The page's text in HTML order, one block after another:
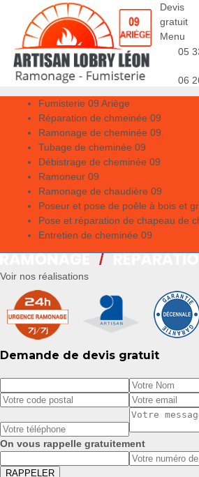
Devis
gratuit
Menu
05
06
Fumisterie 09 Ariège
Réparation de chmeinée 09
Ramonage de cheminée 09
Tubage de cheminée 09
Débistrage de cheminée 09
Ramoneur 09
Ramonage de chaudière 09
Poseur et pose de poêle à bois et
Pose et réparation de chapeau de
Entretien de cheminée 09
Voir nos réalisations
Demande de devis gratuit
On vous rappelle gratuitement